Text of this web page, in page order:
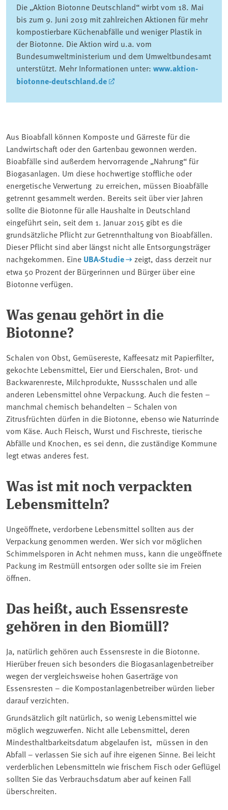
Die „Aktion Biotonne Deutschland“ wirbt vom 18. Mai
bis zum 9. Juni 2019 mit zahlreichen Aktionen für mehr
kompostierbare Küchenabfälle und weniger Plastik in
der Biotonne. Die Aktion wird u.a. vom
Bundesumweltministerium und dem Umweltbundesamt
unterstützt. Mehr Informationen unter: www.aktion-
biotonne-deutschland.de
Aus Bioabfall können Komposte und Gärreste für die
Landwirtschaft oder den Gartenbau gewonnen werden.
Bioabfälle sind außerdem hervorragende „Nahrung“ für
Biogasanlagen. Um diese hochwertige stoffliche oder
energetische Verwertung zu erreichen, müssen Bioabfälle
getrennt gesammelt werden. Bereits seit über vier Jahren
sollte die Biotonne für alle Haushalte in Deutschland
eingeführt sein, seit dem 1. Januar 2015 gibt es die
grundsätzliche Pflicht zur Getrennthaltung von Bioabfällen.
Dieser Pflicht sind aber längst nicht alle Entsorgungsträger
nachgekommen. Eine UBA-Studie
zeigt, dass derzeit nur
etwa 50 Prozent der Bürgerinnen und Bürger über eine
Biotonne verfügen.
Was genau gehört in die
Biotonne?
Schalen von Obst, Gemüsereste, Kaffeesatz mit Papierfilter,
gekochte Lebensmittel, Eier und Eierschalen, Brot- und
Backwarenreste, Milchprodukte, Nussschalen und alle
anderen Lebensmittel ohne Verpackung. Auch die festen –
manchmal chemisch behandelten – Schalen von
Zitrusfrüchten dürfen in die Biotonne, ebenso wie Naturrinde
vom Käse. Auch Fleisch, Wurst und Fischreste, tierische
Abfälle und Knochen, es sei denn, die zuständige Kommune
legt etwas anderes fest.
Was ist mit noch verpackten
Lebensmitteln?
Ungeöffnete, verdorbene Lebensmittel sollten aus der
Verpackung genommen werden. Wer sich vor möglichen
Schimmelsporen in Acht nehmen muss, kann die ungeöffnete
Packung im Restmüll entsorgen oder sollte sie im Freien
öffnen.
Das heißt, auch Essensreste
gehören in den Biomüll?
Ja, natürlich gehören auch Essensreste in die Biotonne.
Hierüber freuen sich besonders die Biogasanlagenbetreiber
wegen der vergleichsweise hohen Gaserträge von
Essensresten – die Kompostanlagenbetreiber würden lieber
darauf verzichten.
Grundsätzlich gilt natürlich, so wenig Lebensmittel wie
möglich wegzuwerfen. Nicht alle Lebensmittel, deren
Mindesthaltbarkeitsdatum abgelaufen ist, müssen in den
Abfall – verlassen Sie sich auf ihre eigenen Sinne. Bei leicht
verderblichen Lebensmitteln wie frischem Fisch oder Geflügel
sollten Sie das Verbrauchsdatum aber auf keinen Fall
überschreiten.